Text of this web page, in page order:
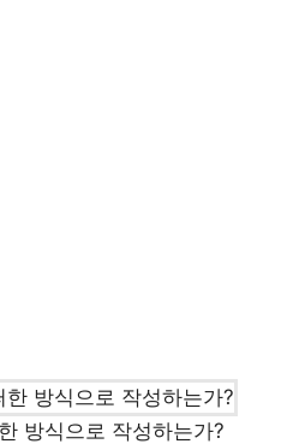
방식으로 작성하는가?